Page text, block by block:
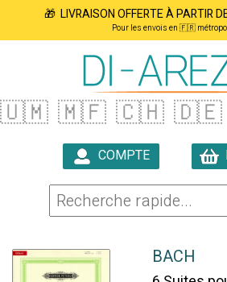
🎁 LIVRAISON OFFERTE À PARTIR
Pour les envois en 🇫🇷
🇺🇲 🇲🇫 🇨🇭 🇩🇪
COMPTE
BACH